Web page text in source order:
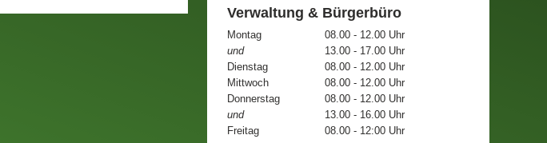
Verwaltung & Bürgerbüro
Montag
08.00 - 12.00 Uhr
und
13.00 - 17.00 Uhr
Dienstag
08.00 - 12.00 Uhr
Mittwoch
08.00 - 12.00 Uhr
Donnerstag
08.00 - 12.00 Uhr
und
13.00 - 16.00 Uhr
Freitag
08.00 - 12:00 Uhr